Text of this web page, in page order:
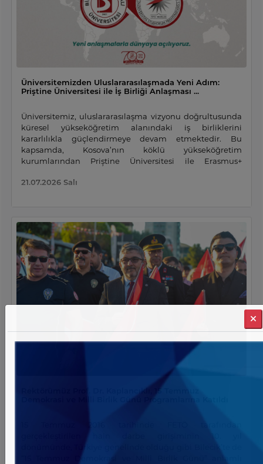
Üniversitemizden Uluslararasılaşmada Yeni Adım:
Priştine Üniversitesi ile İş Birliği Anlaşması ...
Üniversitemiz, uluslararasılaşma vizyonu doğrultusunda
küresel yükseköğretim alanındaki iş birliklerini
kararlılıkla güçlendirmeye devam etmektedir. Bu
kapsamda, Kosova’nın köklü yükseköğretim
kurumlarından Priştine Üniversitesi ile Erasmus+
Üniversitemiz ile Priştine Üniversitesi arasında hayata
hareketliliğinden ortak araştırma projelerine, uluslararası
akademik etkinliklerden kültürel etkileşime kadar geniş
bir yelpazede sürdürülebilir ve çok boyutlu iş birliklerinin
geliştirilmesi hedeflenmektedir. Özellikle Türk Dili ve
Edebiyatı ile Türkoloji alanlarında kurulacak ortak
çalışmaların, ilerleyen süreçte farklı disiplinleri kapsayan
yeni akademik açılımlara da zemin hazırlaması
öngörülmektedir. Üniversitemiz İnsan ve Toplum
tamamlanan bu süreç, Üniversitemizin uluslararası ağını
yalnızca niceliksel olarak genişletmekle kalmayıp, aynı
zamanda niteliksel açıdan da güçlendirmektedir. Bu iş
birliği sayesinde öğrencilerimiz ve akademik
personelimiz; farklı bir akademik ortamda eğitim alma,
araştırma yürütme ve ders verme imkânı bularak
ölçekte akademik etkileşimini artırmaya ve nitelikli
21.07.2026 Salı
Rektörümüz Prof. Dr. Kaplancıklı, 15 Temmuz
Demokrasi ve Milli Birlik Günü Programlarına Katıldı
15 Temmuz 2016 tarihinde FETÖ tarafından
gerçekleştirilen hain darbe girişiminin 10. yıl
dönümünde, Türkiye genelinde olduğu gibi Bilecik’te de
“15 Temmuz Demokrasi ve Millî Birlik Günü” anlamlı